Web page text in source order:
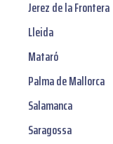
Jerez de la Frontera
Lleida
Mataró
Palma de Mallorca
Salamanca
Saragossa